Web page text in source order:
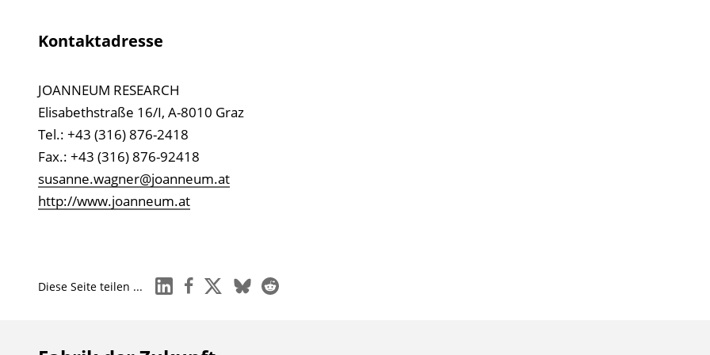
Kontaktadresse
JOANNEUM RESEARCH
Elisabethstraße 16/I, A-8010 Graz
Tel.: +43 (316) 876-2418
Fax.: +43 (316) 876-92418
susanne.wagner@joanneum.at
http://www.joanneum.at
Diese Seite teilen ... linkedinfacebook
x blueskyreddit